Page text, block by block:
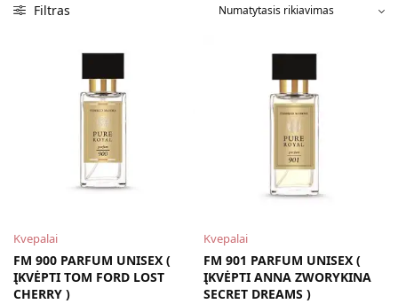
Filtras
Kvepalai
FM 900 PARFUM UNISEX (
ĮKVĖPTI TOM FORD LOST
CHERRY )
Kvepalai
FM 901 PARFUM UNISEX (
ĮKVĖPTI ANNA ZWORYKINA
SECRET DREAMS )